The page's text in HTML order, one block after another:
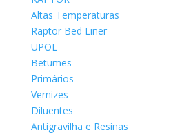
Altas Temperaturas
Raptor Bed Liner
UPOL
Betumes
Primários
Vernizes
Diluentes
Antigravilha e Resinas